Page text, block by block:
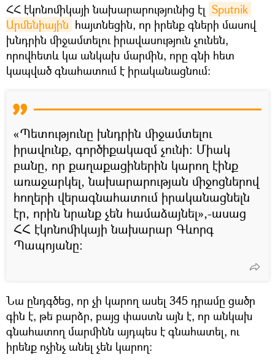
ՀՀ էկոնոմիկայի նախարարությունից էլ Sputnik
Արմենիային հայտնեցին, որ իրենք գների մասով
խնդրին միջամտելու իրավասություն չունեն,
որովհետև կա անկախ մարմին, որը գնի հետ
կապված գնահատում է իրականացնում։
«Պետությունը խնդրին միջամտելու
իրավունք, գործիքակազմ չունի։ Միակ
բանը, որ քաղաքացիներին կարող էինք
առաջարկել, նախարարության միջոցներով
հողերի վերագնահատում իրականացնելն
էր, որին նրանք չեն համաձայնել»,-ասաց
ՀՀ էկոնոմիկայի նախարար Գևորգ
Պապոյանը։
Նա ընդգծեց, որ չի կարող ասել 345 դրամը ցածր
գին է, թե բարձր, բայց փաստն այն է, որ անկախ
գնահատող մարմինն այդպես է գնահատել, ու
իրենք ոչինչ անել չեն կարող։